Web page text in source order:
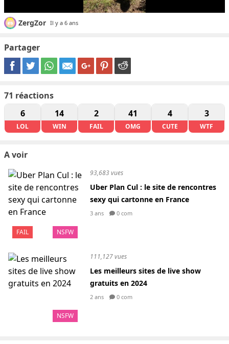
ZergZor Il y a 6 ans
Partager
71 réactions
6
LOL
14
WIN
2
FAIL
41
OMG
4
CUTE
3
WTF
A voir
FAIL NSFW
93,683 vues
Uber Plan Cul : le site de rencontres
sexy qui cartonne en France
3 ans 0 com
NSFW
111,127 vues
Les meilleurs sites de live show
gratuits en 2024
2 ans 0 com